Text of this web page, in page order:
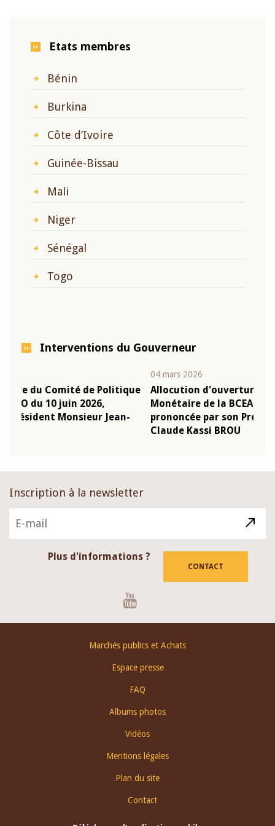
Etats membres
Bénin
Burkina
Côte d’Ivoire
Guinée-Bissau
Mali
Niger
Sénégal
Togo
Interventions du Gouverneur
Allocution d'ouverture du Comité de Politique
Monétaire de la BCEAO du 4 mars 2026,
prononcée par son Président Monsieur Jean-
Inscription à la newsletter
Plus d'informations ?
CONTACT
Marchés publics et Achats
Espace presse
FAQ
Albums photos
Vidéos
Mentions légales
Plan du site
Contact